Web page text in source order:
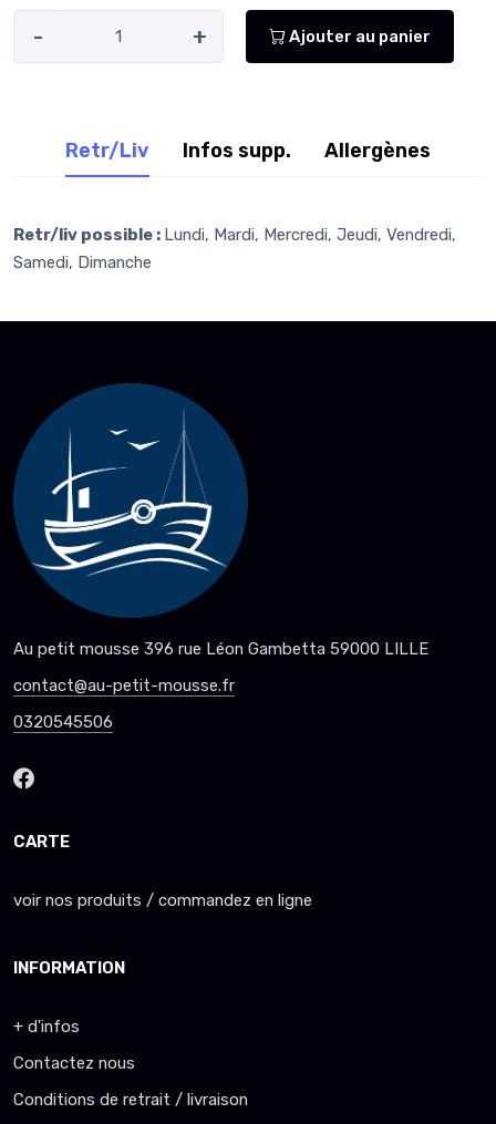
- + Ajouter au panier
Retr/Liv Infos supp. Allergènes
Retr/liv possible : Lundi, Mardi, Mercredi, Jeudi, Vendredi,
Samedi, Dimanche
Au petit mousse 396 rue Léon Gambetta 59000 LILLE
contact@au-petit-mousse.fr
0320545506
CARTE
voir nos produits / commandez en ligne
INFORMATION
+ d'infos
Contactez nous
Conditions de retrait / livraison